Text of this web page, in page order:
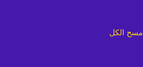
مسح الكل